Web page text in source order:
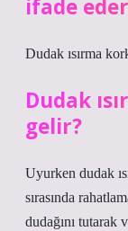
ifade
Dudak ısırma
Dudak
gelir?
Uyurken dudak
sırasında
dudağını tutarak